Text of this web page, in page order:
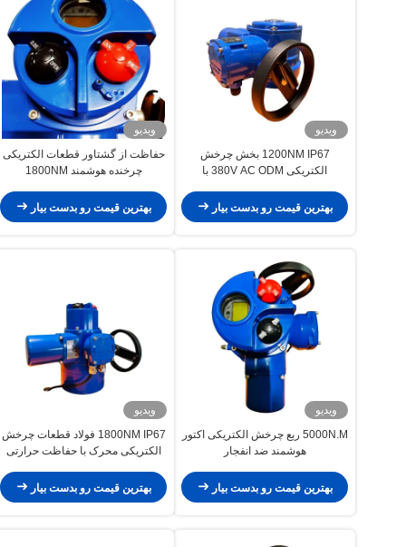
ویدیو
1200NM IP67 بخش چرخش
الکتریکی 380V AC ODM با
بهترین قیمت رو بدست بیار
ویدیو
حفاظت از گشتاور قطعات الکتریکی
چرخنده هوشمند 1800NM
بهترین قیمت رو بدست بیار
ویدیو
5000N.M ربع چرخش الکتریکی اکتور
هوشمند ضد انفجار
بهترین قیمت رو بدست بیار
ویدیو
1800NM IP67 فولاد قطعات چرخش
الکتریکی محرک با حفاظت حرارتی
بهترین قیمت رو بدست بیار